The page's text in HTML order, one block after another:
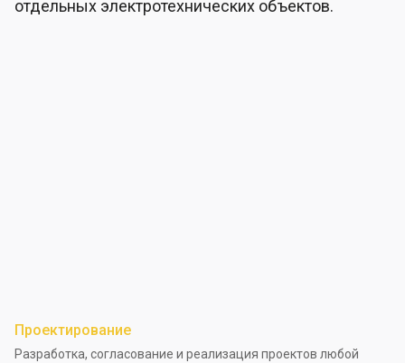
отдельных электротехнических объектов.
Проектирование
Разработка, согласование и реализация проектов любой